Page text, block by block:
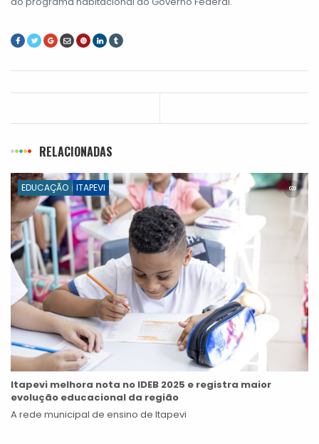
RELACIONADAS
EDUCAÇÃO ITAPEVI
Itapevi melhora nota no IDEB 2025 e registra maior
evolução educacional da região
A rede municipal de ensino de Itapevi